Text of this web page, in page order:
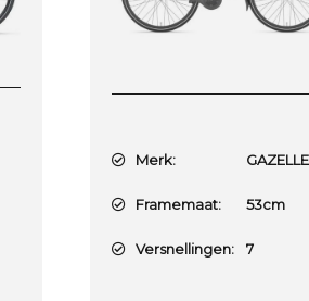
Merk: GAZELLE
Framemaat: 53cm
Versnellingen: 7